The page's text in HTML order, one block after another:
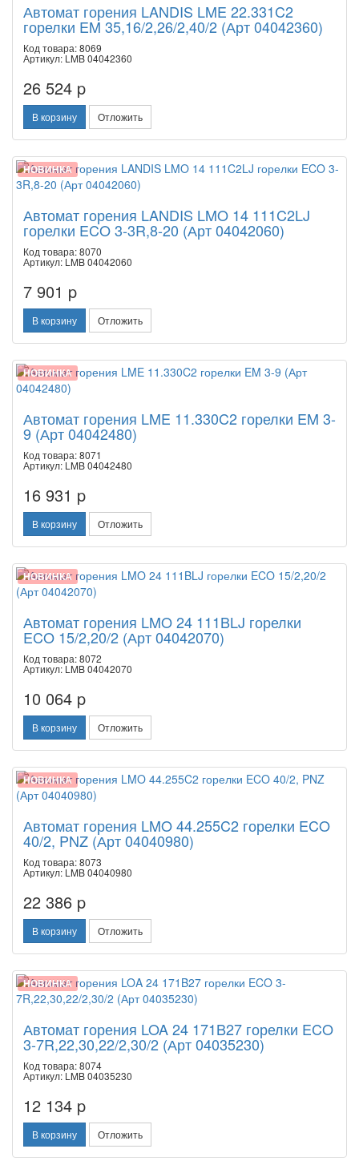
Автомат горения LANDIS LME 22.331C2
горелки EM 35,16/2,26/2,40/2 (Арт 04042360)
Код товара: 8069
Артикул: LMB 04042360
26 524 p
В корзину Отложить
НОВИНКА
Автомат горения LANDIS LMO 14 111C2LJ
горелки ECO 3-3R,8-20 (Арт 04042060)
Код товара: 8070
Артикул: LMB 04042060
7 901 p
В корзину Отложить
НОВИНКА
Автомат горения LME 11.330C2 горелки EM 3-
9 (Арт 04042480)
Код товара: 8071
Артикул: LMB 04042480
16 931 p
В корзину Отложить
НОВИНКА
Автомат горения LMO 24 111BLJ горелки
ECO 15/2,20/2 (Арт 04042070)
Код товара: 8072
Артикул: LMB 04042070
10 064 p
В корзину Отложить
НОВИНКА
Автомат горения LMO 44.255C2 горелки ECO
40/2, PNZ (Арт 04040980)
Код товара: 8073
Артикул: LMB 04040980
22 386 p
В корзину Отложить
НОВИНКА
Автомат горения LOA 24 171B27 горелки ECO
3-7R,22,30,22/2,30/2 (Арт 04035230)
Код товара: 8074
Артикул: LMB 04035230
12 134 p
В корзину Отложить